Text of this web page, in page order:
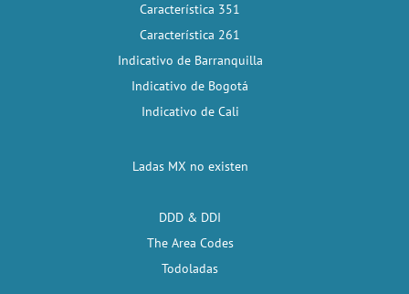
Característica 351
Característica 261
Indicativo de Barranquilla
Indicativo de Bogotá
Indicativo de Cali
Ladas MX no existen
DDD & DDI
The Area Codes
Todoladas